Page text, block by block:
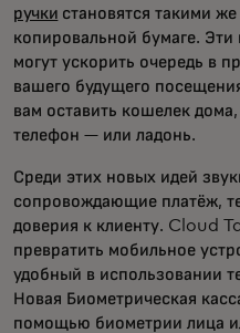
ручки становятся такими
копировальной бумаге.
могут ускорить очередь в
вашего будущего
вам оставить кошелек
телефон — или ладонь.
Среди этих новых идей
сопровождающие платёж,
доверия к клиенту. Cloud
превратить мобильное
удобный в использовании
Новая Биометрическая
помощью биометрии лица